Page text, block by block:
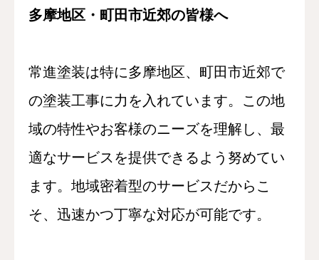
多摩地区・町田市近郊の皆様へ
常進塗装は特に多摩地区、町田市近郊で
の塗装工事に力を入れています。この地
域の特性やお客様のニーズを理解し、最
適なサービスを提供できるよう努めてい
ます。地域密着型のサービスだからこ
そ、迅速かつ丁寧な対応が可能です。